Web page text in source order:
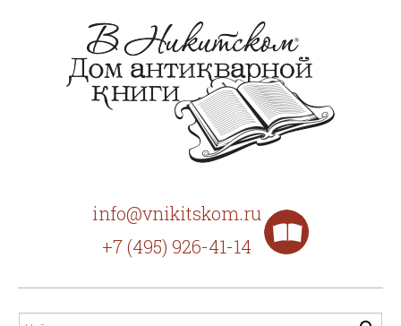
info@vnikitskom.ru
+7 (495) 926-41-14